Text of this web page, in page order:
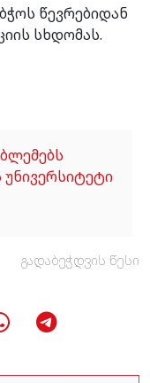
წევრებიდან
სხდომას.
უნივერსიტეტი
გადაბეჭდვის წესი